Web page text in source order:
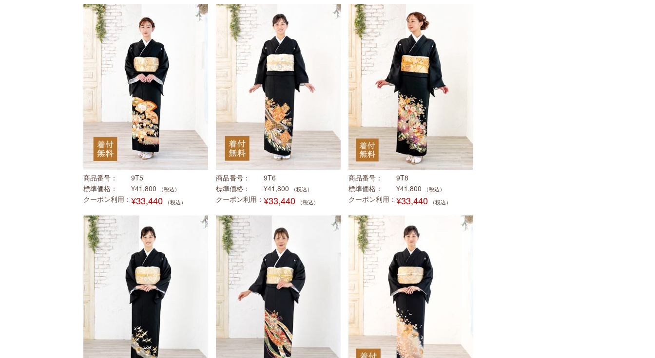
商品番号
9T5
標準価格
¥41,800 （税込）
クーポン利用 ¥33,440 （税込）
商品番号
9T6
標準価格
¥41,800 （税込）
クーポン利用 ¥33,440 （税込）
商品番号
9T8
標準価格
¥41,800 （税込）
クーポン利用 ¥33,440 （税込）